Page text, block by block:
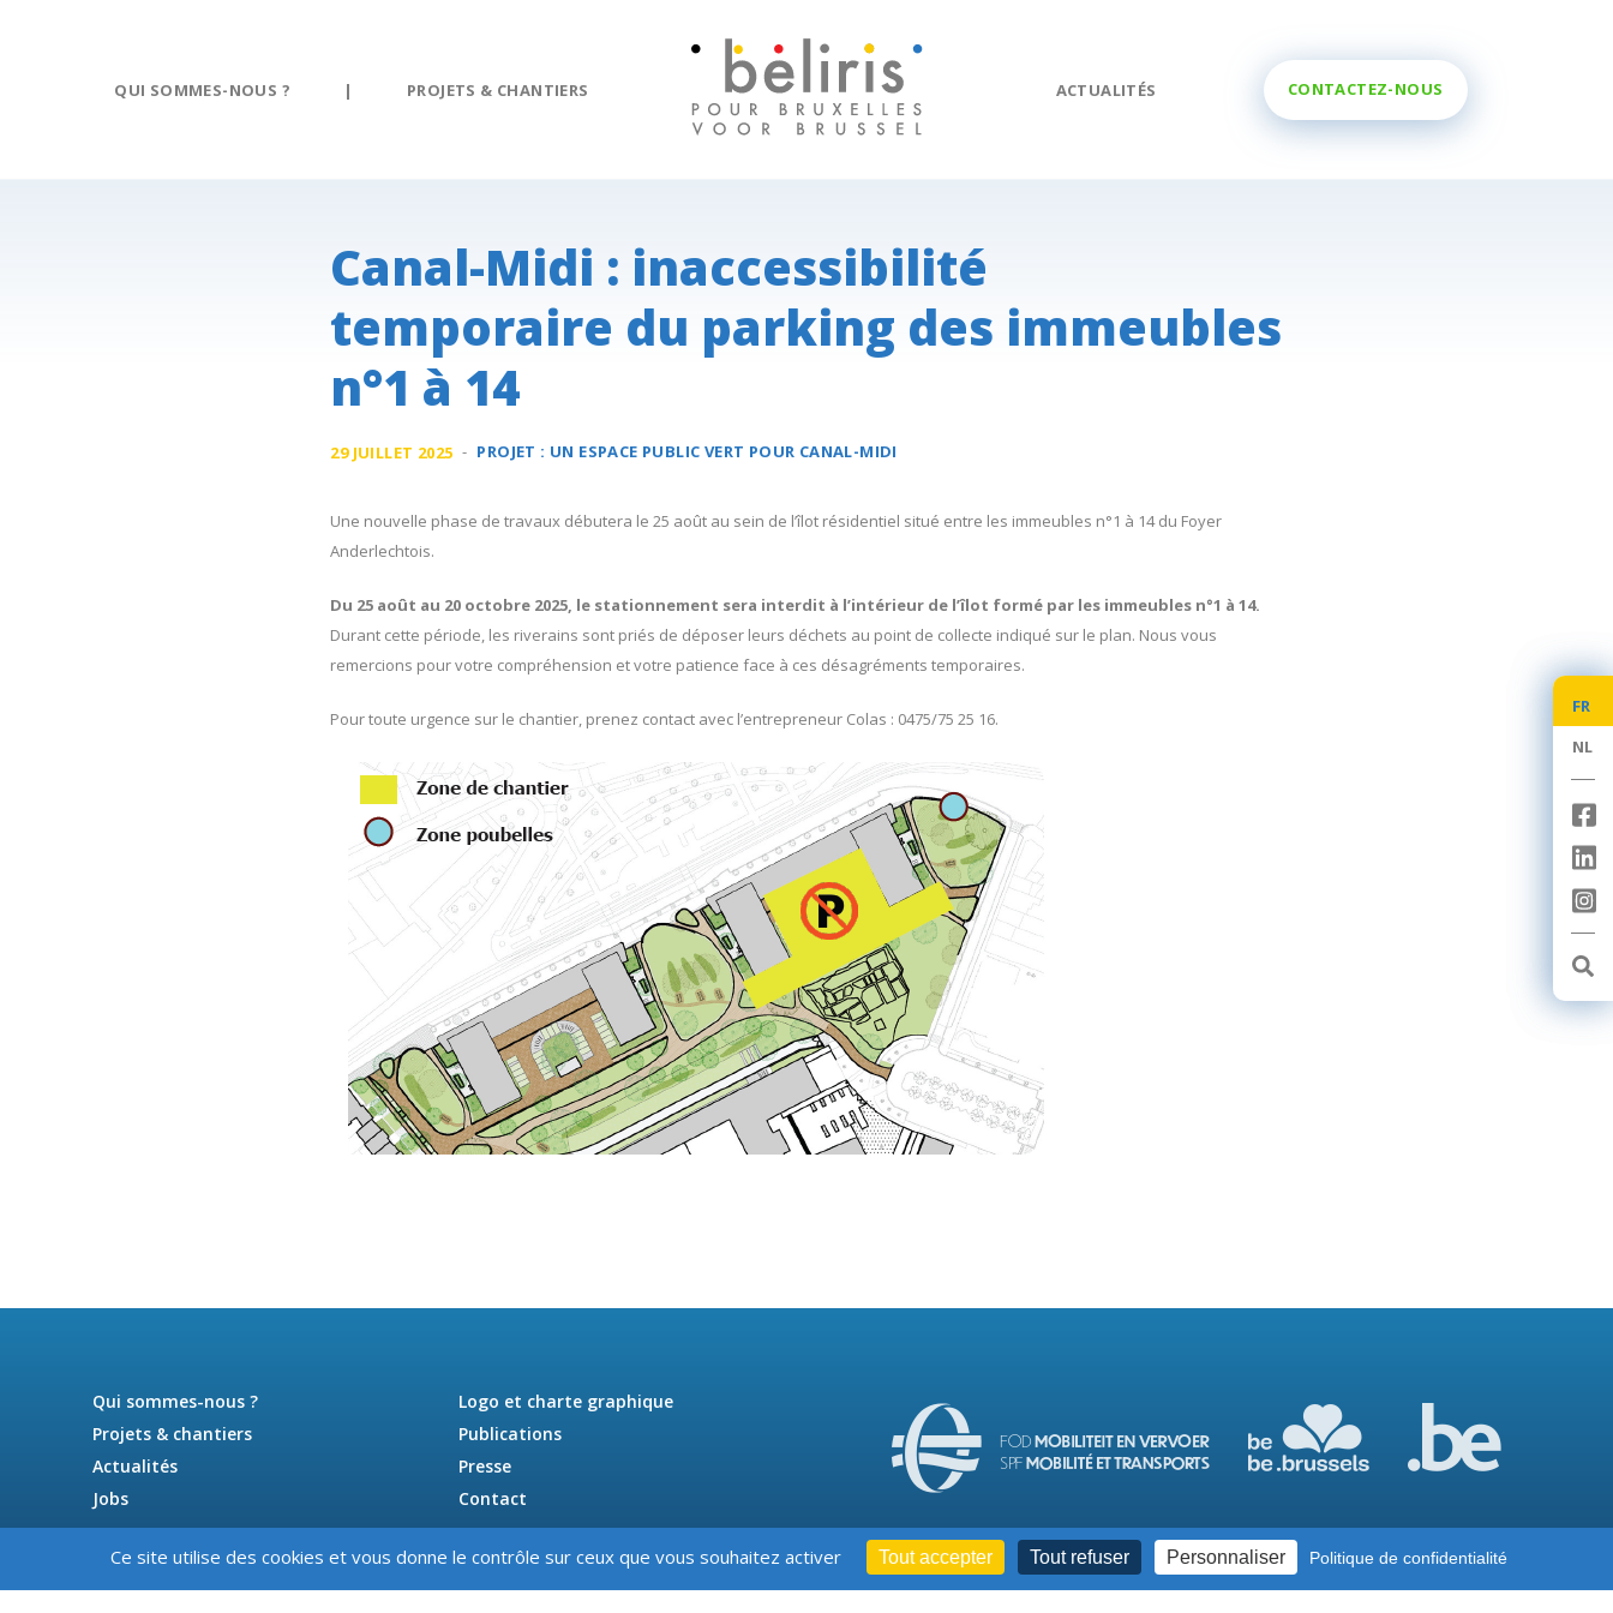
FR
NL
QUI SOMMES-NOUS ? | PROJETS & CHANTIERS ACTUALITÉS CONTACTEZ-NOUS
FR
NL
Canal-Midi : inaccessibilité
temporaire du parking des immeubles
n°1 à 14
29 JUILLET 2025 - PROJET : UN ESPACE PUBLIC VERT POUR CANAL-MIDI
Une nouvelle phase de travaux débutera le 25 août au sein de l’îlot résidentiel situé entre les immeubles n°1 à 14 du Foyer
Anderlechtois.
Du 25 août au 20 octobre 2025, le stationnement sera interdit à l’intérieur de l’îlot formé par les immeubles n°1 à 14.
Durant cette période, les riverains sont priés de déposer leurs déchets au point de collecte indiqué sur le plan. Nous vous
remercions pour votre compréhension et votre patience face à ces désagréments temporaires.
Pour toute urgence sur le chantier, prenez contact avec l’entrepreneur Colas : 0475/75 25 16.
Qui sommes-nous ?
Projets & chantiers
Actualités
Jobs
Logo et charte graphique
Publications
Presse
Contact
Ce site utilise des cookies et vous donne le contrôle sur ceux que vous souhaitez activer Tout accepter Tout refuser Personnaliser Politique de confidentialité